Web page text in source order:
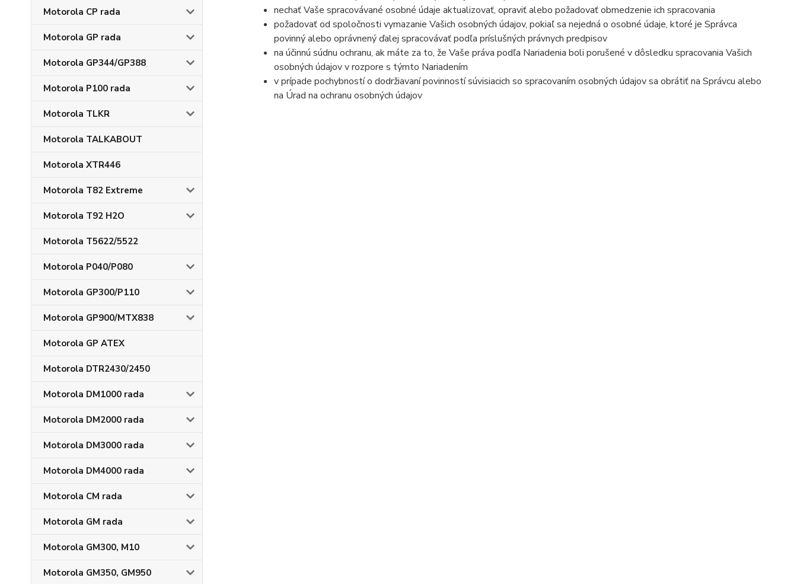
Motorola CP rada
Motorola GP rada
Motorola GP344/GP388
Motorola P100 rada
Motorola TLKR
Motorola TALKABOUT
Motorola XTR446
Motorola T82 Extreme
Motorola T92 H2O
Motorola T5622/5522
Motorola P040/P080
Motorola GP300/P110
Motorola GP900/MTX838
Motorola GP ATEX
Motorola DTR2430/2450
Motorola DM1000 rada
Motorola DM2000 rada
Motorola DM3000 rada
Motorola DM4000 rada
Motorola CM rada
Motorola GM rada
Motorola GM300, M10
Motorola GM350, GM950
nechať Vaše spracovávané osobné údaje aktualizovať, opraviť alebo požadovať obmedzenie ich spracovania
požadovať od spoločnosti vymazanie Vašich osobných údajov, pokiaľ sa nejedná o osobné údaje, ktoré je Správca
povinný alebo oprávnený ďalej spracovávať podľa príslušných právnych predpisov
na účinnú súdnu ochranu, ak máte za to, že Vaše práva podľa Nariadenia boli porušené v dôsledku spracovania Vašich
osobných údajov v rozpore s týmto Nariadením
v prípade pochybností o dodržiavaní povinností súvisiacich so spracovaním osobných údajov sa obrátiť na Správcu alebo
na Úrad na ochranu osobných údajov